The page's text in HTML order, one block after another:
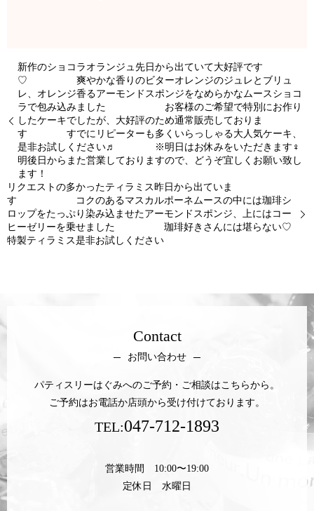
新作のショコラオランジュ先日から出ていて大好評です
♡ 爽やかな香りのビターオレンジのジュレとブリュ
レ、オレンジ香るアーモンドスポンジをなめらかなムースショコ
ラで包み込みました お客様のご希望で特別にお作り
したケーキでしたが、大好評のため通常販売しておりま
す すでにリピーターも多くいらっしゃる大人気ケーキ、
是非お試しください♬ ※明日はお休みをいただきます‍♀️
明後日からまた営業しておりますので、どうぞ宜しくお願い致し
ます！
リクエストの多かったティラミス昨日から出ていま
す コクのあるマスカルポーネムースの中には珈琲シ
ロップをたっぷり染み込ませたアーモンドスポンジ、上にはコー
ヒーゼリーを乗せました️ 珈琲好きさんには堪らない♡
特製ティラミス是非お試しください
Contact
お問い合わせ
パティスリーはぐみへのご予約・ご相談はこちらから。
ご予約はお電話か店頭から受け付けております。
TEL:047-712-1893
営業時間 10:00〜19:00
定休日 水曜日